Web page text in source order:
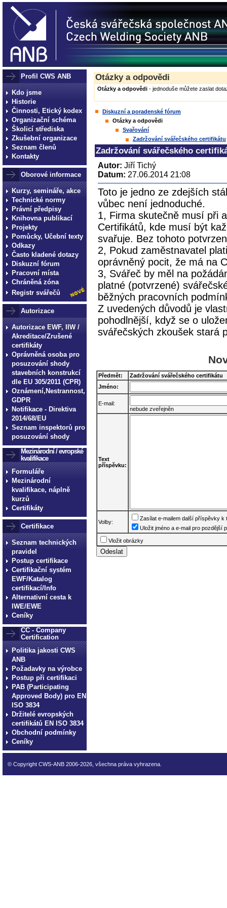
Profil CWS ANB
Kdo jsme
Historie
Činnosti, Etický kodex
Organizační schéma
Školicí střediska
Zkušební organizace
Seznam členů
Kontakty
Oborové informace
Kurzy, semináře, akce
Technické normy
Právní předpisy
Knihovna publikací
Projekty
Pomůcky, Učební texty
Odkazy
Často kladené dotazy
Diskuzní fórum
Pracovní místa
Chráněná zóna
Registr svářečů
Autorizace
Autorizace EWF, IIW /
Akreditace/Zrušené
certifikáty
Oprávněná osoba pro
posuzování shody
stavebních konstrukcí
dle EU 305/2011 (CPR)
Oznámení,Nestrannost,
GDPR
Notifikace - Direktiva
2014/68/EU
Seznam inspektorů pro
posuzování shody
Mezinárodní / evropské
kvalifikace
Formuláře
Mezinárodní
kvalifikace, náplně
kurzů
Certifikáty
Certifikace
Seznam technických
pravidel
Postup certifikace
Certifikační systém
EWF/Katalog
certifikací/Info
Alternativní cesta k
IWE/EWE
Ceníky
CC - Company
Certification
Politika jakosti CWS
ANB
Požadavky na výrobce
Postup při certifikaci
PAB (Participating
Approved Body) pro EN
ISO 3834
Držitelé evropských
certifikátů EN ISO 3834
Obchodní podmínky
Ceníky
Otázky a odpovědi
Otázky a odpovědi - jednoduše můžete zaslat
Diskuzní a poradenské fórum
Otázky a odpovědi
Svařování
Zadržování svářečského certifikátu
Zadržování svářečského
Autor: Jiří Tichý
Datum: 27.06.2014 21:08
Toto je jedno ze zdejších
vůbec není jednoduché.
1, Firma skutečně musí při
Certifikátů, kde musí být
svařuje. Bez tohoto
2, Pokud zaměstnavatel
oprávněný pocit, že má na
3, Svářeč by měl na
platné (potvrzené)
běžných pracovních
Z uvedených důvodů je
pohodlnější, když se o
svářečských zkoušek stará
Předmět:
Zadržování svářečského certifikátu
Jméno:
E-mail:
nebude zveřejněn
Text
příspěvku:
Volby:
Zasílat e-mailem další příspěvky k
Uložit jméno a e-mail pro pozdější
Vložit obrázky
© Copyright CWS-ANB 2006-2026, všechna práva vyhrazena.